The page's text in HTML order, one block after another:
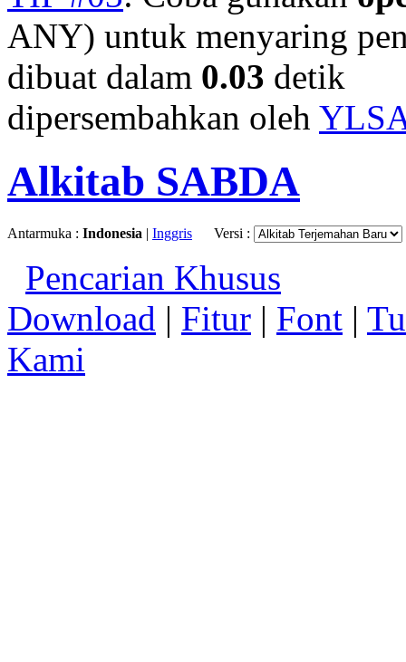
ANY) untuk menyaring
dibuat dalam 0.03 detik
dipersembahkan oleh
Alkitab SABDA
Antarmuka : Indonesia | Inggris Versi :
Pencarian Khusus
Download | Fitur | Font |
Kami